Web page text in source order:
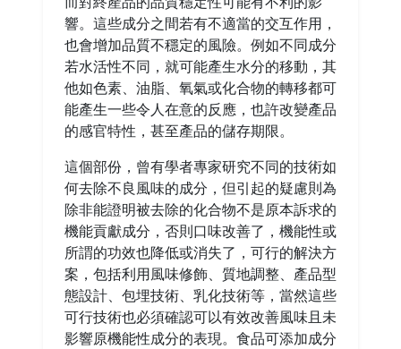
響。這些成分之間若有不適當的交互作用，
也會增加品質不穩定的風險。例如不同成分
若水活性不同，就可能產生水分的移動，其
他如色素、油脂、氧氣或化合物的轉移都可
能產生一些令人在意的反應，也許改變產品
的感官特性，甚至產品的儲存期限。
這個部份，曾有學者專家研究不同的技術如
何去除不良風味的成分，但引起的疑慮則為
除非能證明被去除的化合物不是原本訴求的
機能貢獻成分，否則口味改善了，機能性或
所謂的功效也降低或消失了，可行的解決方
案，包括利用風味修飾、質地調整、產品型
態設計、包埋技術、乳化技術等，當然這些
可行技術也必須確認可以有效改善風味且未
影響原機能性成分的表現。食品可添加成分